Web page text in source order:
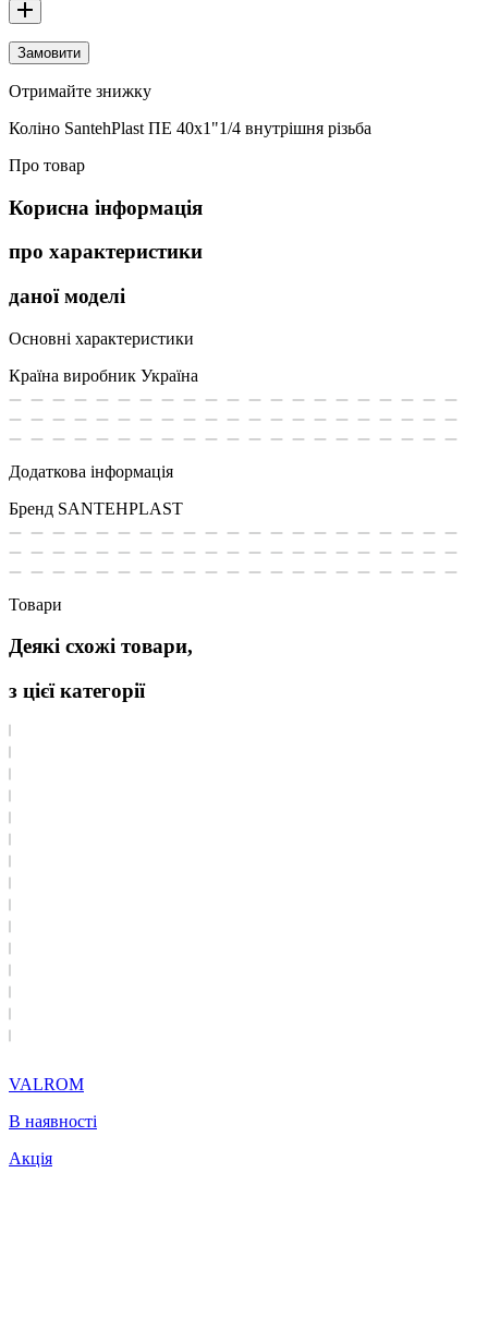
Замовити
Отримайте знижку
Коліно SantehPlast ПЕ 40x1"1/4 внутрішня різьба
Про товар
Корисна інформація
про характеристики
даної моделі
Основні характеристики
Країна виробник Україна
Додаткова інформація
Бренд SANTEHPLAST
Товари
Деякі схожі товари,
з цієї категорії
VALROM
В наявності
Акція